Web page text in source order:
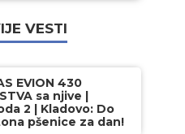
VESTI
EVION 430
sa njive |
2 | Kladovo: Do
pšenice za dan!